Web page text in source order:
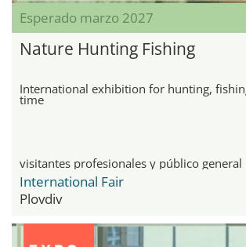
Esperado marzo 2027
Nature Hunting Fishing
International exhibition for hunting,
time
visitantes profesionales y público general
International Fair
Plovdiv